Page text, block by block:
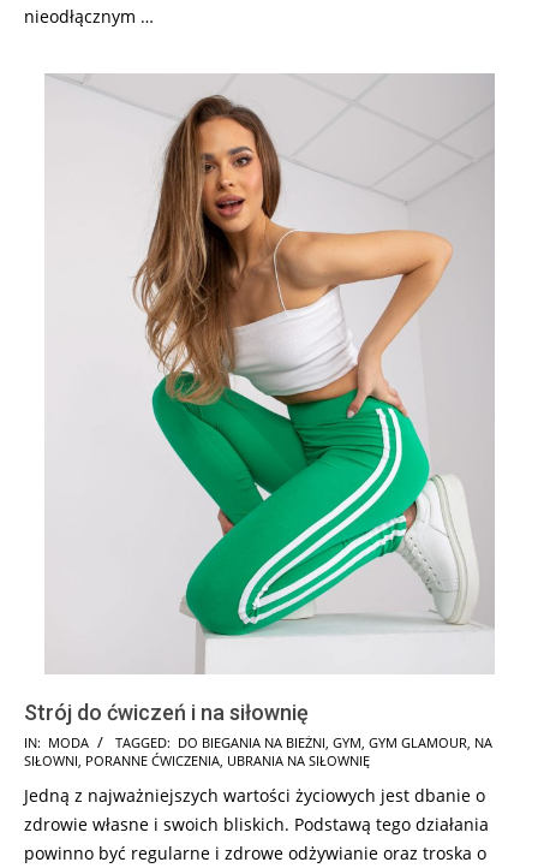
nieodłącznym …
Strój do ćwiczeń i na siłownię
2024-
12-
10
IN: MODA TAGGED: DO BIEGANIA NA BIEŻNI GYM GYM GLAMOUR NA
SIŁOWNI PORANNE ĆWICZENIA UBRANIA NA SIŁOWNIĘ
Jedną z najważniejszych wartości życiowych jest dbanie o
zdrowie własne i swoich bliskich. Podstawą tego działania
powinno być regularne i zdrowe odżywianie oraz troska o